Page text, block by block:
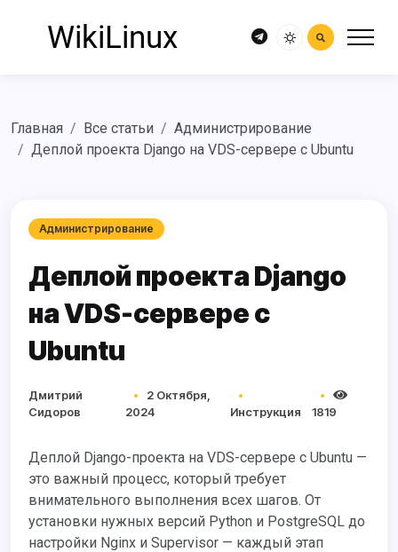
Главная Все статьи
Администрирование
Деплой проекта Django на VDS-сервере с Ubuntu
Администрирование
Деплой проекта Django
на VDS-сервере с
Ubuntu
Дмитрий
Сидоров
2 Октября,
2024
Инструкция 1819
Деплой Django-проекта на VDS-сервере с Ubuntu —
это важный процесс, который требует
внимательного выполнения всех шагов. От
установки нужных версий Python и PostgreSQL до
настройки Nginx и Supervisor — каждый этап